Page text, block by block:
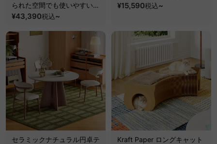
られた空間でも使いやすい省
スペース設計
¥43,390税込~
¥15,590税込~
セラミックナチュラル円卓テ
Kraft Paper ロングキャット